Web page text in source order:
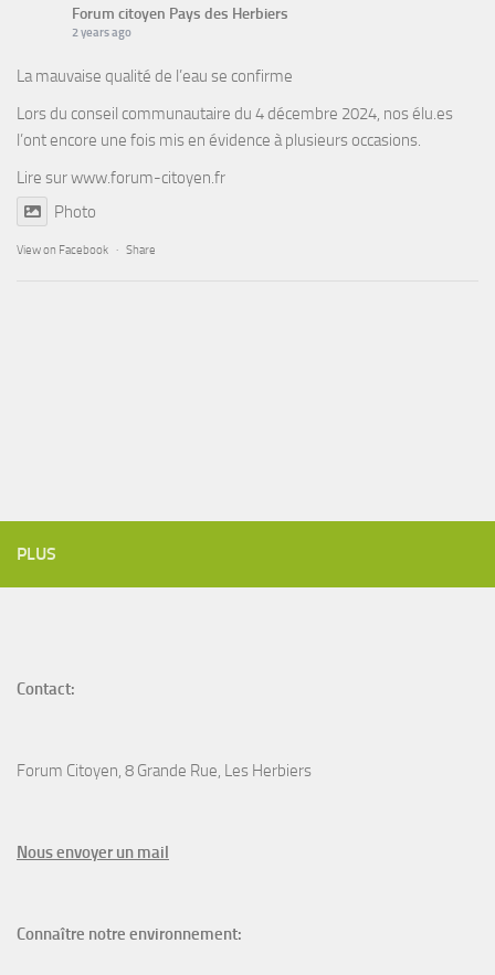
Forum citoyen Pays des Herbiers
2 years ago
La mauvaise qualité de l’eau se confirme
Lors du conseil communautaire du 4 décembre 2024, nos élu.es
l’ont encore une fois mis en évidence à plusieurs occasions.
Lire surwww.forum-citoyen.fr
Photo
View on Facebook · Share
PLUS
Contact:
Forum Citoyen, 8 Grande Rue, Les Herbiers
Nous envoyer un mail
Connaître notre environnement: